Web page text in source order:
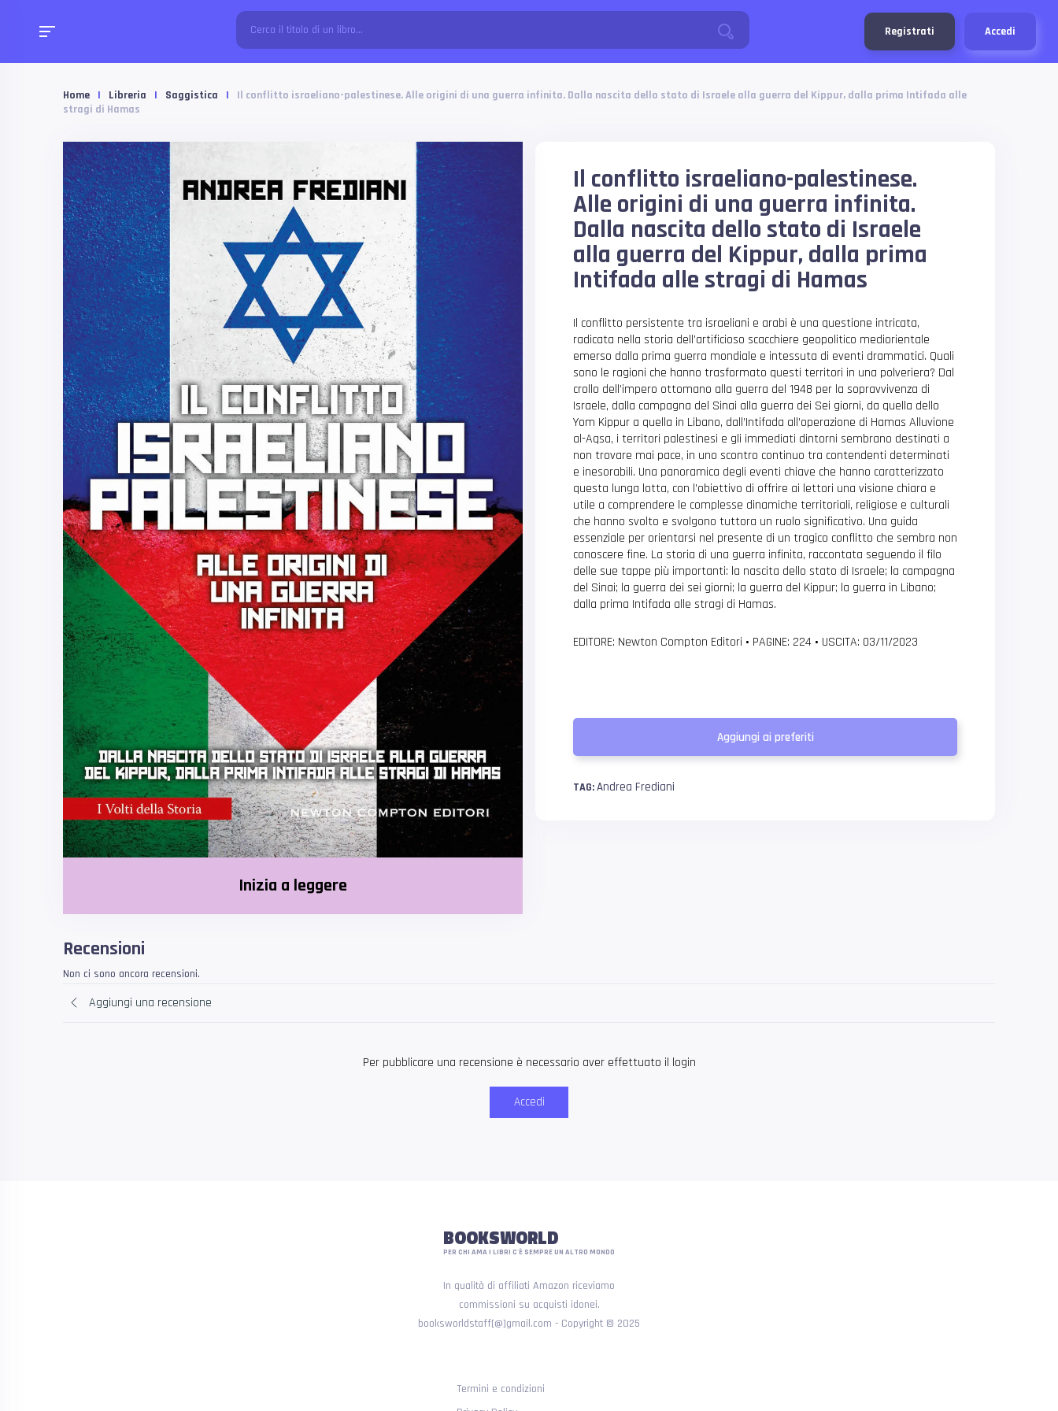
Registrati Accedi
Home | Libreria | Saggistica |
Il conflitto israeliano-palestinese. Alle origini di una guerra infinita. Dalla nascita dello stato di Israele alla guerra del Kippur, dalla prima Intifada alle
stragi di Hamas
Inizia a leggere
Il conflitto israeliano-palestinese.
Alle origini di una guerra infinita.
Dalla nascita dello stato di Israele
alla guerra del Kippur, dalla prima
Intifada alle stragi di Hamas
Il conflitto persistente tra israeliani e arabi è una questione intricata,
radicata nella storia dell’artificioso scacchiere geopolitico mediorientale
emerso dalla prima guerra mondiale e intessuta di eventi drammatici. Quali
sono le ragioni che hanno trasformato questi territori in una polveriera? Dal
crollo dell’impero ottomano alla guerra del 1948 per la sopravvivenza di
Israele, dalla campagna del Sinai alla guerra dei Sei giorni, da quella dello
Yom Kippur a quella in Libano, dall’Intifada all’operazione di Hamas Alluvione
al-Aqsa, i territori palestinesi e gli immediati dintorni sembrano destinati a
non trovare mai pace, in uno scontro continuo tra contendenti determinati
e inesorabili. Una panoramica degli eventi chiave che hanno caratterizzato
questa lunga lotta, con l’obiettivo di offrire ai lettori una visione chiara e
utile a comprendere le complesse dinamiche territoriali, religiose e culturali
che hanno svolto e svolgono tuttora un ruolo significativo. Una guida
essenziale per orientarsi nel presente di un tragico conflitto che sembra non
conoscere fine. La storia di una guerra infinita, raccontata seguendo il filo
delle sue tappe più importanti: la nascita dello stato di Israele; la campagna
del Sinai; la guerra dei sei giorni; la guerra del Kippur; la guerra in Libano;
dalla prima Intifada alle stragi di Hamas.
EDITORE: Newton Compton Editori • PAGINE: 224 • USCITA: 03/11/2023
Aggiungi ai preferiti
TAG:Andrea Frediani
Recensioni
Non ci sono ancora recensioni.
Aggiungi una recensione
Per pubblicare una recensione è necessario aver effettuato il login
Accedi
BOOKSWORLD
PER CHI AMA I LIBRI C'È SEMPRE UN ALTRO MONDO
In qualità di affiliati Amazon riceviamo
commissioni su acquisti idonei.
booksworldstaff[@]gmail.com - Copyright © 2025
Termini e condizioni